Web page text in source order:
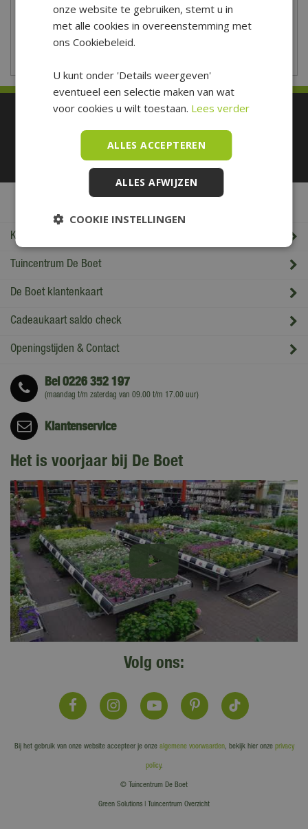
Zaterdag
09:00 - 17:00
10:00 - 17:00
Betaal makkelijk en veilig
De Boet Service
Klantenservice
Tuincentrum De Boet
De Boet klantenkaart
Cadeaukaart saldo check
Openingstijden & Contact
Bel0226 352 197
(maandag t/m zaterdag van 09.00 t/m 17.00 uur)
Klantenservice
Het is voorjaar bij De Boet
Volg ons:
Bij het gebruik van onze website accepteer je onze algemene voorwaarden, bekijk hier onze privacy
policy.
© Tuincentrum De Boet
Green Solutions | Tuincentrum Overzicht
onze website te gebruiken, stemt u in
met alle cookies in overeenstemming met
ons Cookiebeleid.
U kunt onder 'Details weergeven'
eventueel een selectie maken van wat
voor cookies u wilt toestaan. Lees verder
ALLES ACCEPTEREN
ALLES AFWIJZEN
COOKIE INSTELLINGEN